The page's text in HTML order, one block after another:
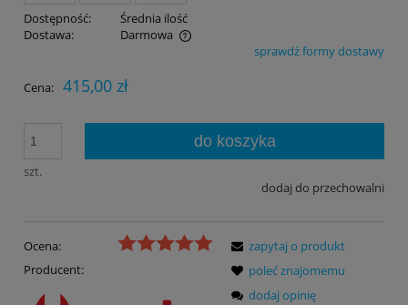
Dostępność:
Średnia ilość
Dostawa:
Darmowa
Cena nie zawiera ewentualnych kosztów płatnościsprawdź formy dostawy
Cena: 415,00 zł
szt.
do koszyka
dodaj do przechowalni
Ocena:
Producent:
zapytaj o produkt
poleć znajomemu
dodaj opinię